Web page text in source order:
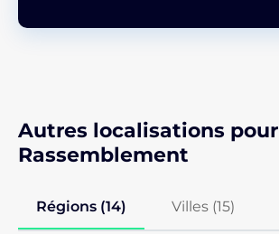
Autres localisations pour
Rassemblement
Régions (14) Villes (15)